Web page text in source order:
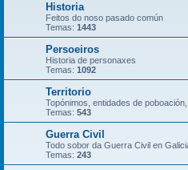
Historia
Feitos do noso pasado común
Temas: 1443
Persoeiros
Historia de personaxes
Temas: 1092
Territorio
Topónimos, entidades de poboación,
Temas: 543
Guerra Civil
Todo sobor da Guerra Civil en
Temas: 243